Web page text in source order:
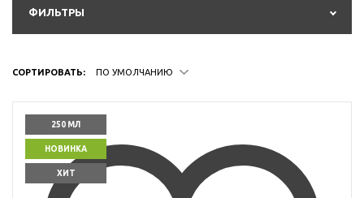
ФИЛЬТРЫ
СОРТИРОВАТЬ: ПО УМОЛЧАНИЮ
250 МЛ
НОВИНКА
ХИТ